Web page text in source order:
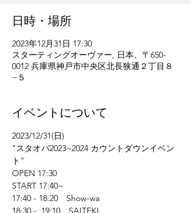
日時・場所
2023年12月31日 17:30
スターティングオーヴァー, 日本、〒650-
0012 兵庫県神戸市中央区北長狭通２丁目８
−５
イベントについて
2023/12/31(日)
"スタオバ2023~2024 カウントダウンイベン
ト"
OPEN 17:30
START 17:40~
17:40 - 18:20　Show-wa
18:30 -  19:10　SAITEKI